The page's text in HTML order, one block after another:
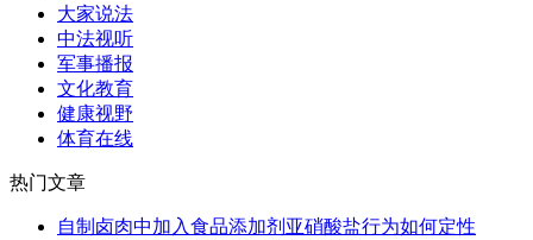
大家说法
中法视听
军事播报
文化教育
健康视野
体育在线
热门文章
自制卤肉中加入食品添加剂亚硝酸盐行为如何定性